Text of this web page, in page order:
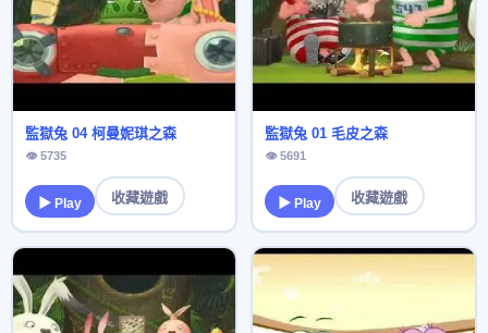
監獄兔 04 柯曼妮琪之森
👁 5735
▶ Play 收藏遊戲
監獄兔 01 毛皮之森
👁 5691
▶ Play 收藏遊戲